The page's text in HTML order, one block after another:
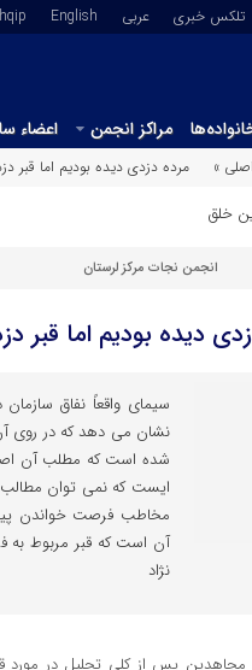
تلکس خبری عربي English
مراکز انجمن اعضاء
» مرده دزدی دیده بودیم اما قبر
خلق
انجمن نجات مرکز لرستان
دیده بودیم اما قبر
سیمای واقعاً نفاق
نشان می دهد که در روی
شده است که مطلب آن اصلا
ایست که نمی توان
مخاطب فرصت خواندن
آن است که قبر مربوط به
نژاد